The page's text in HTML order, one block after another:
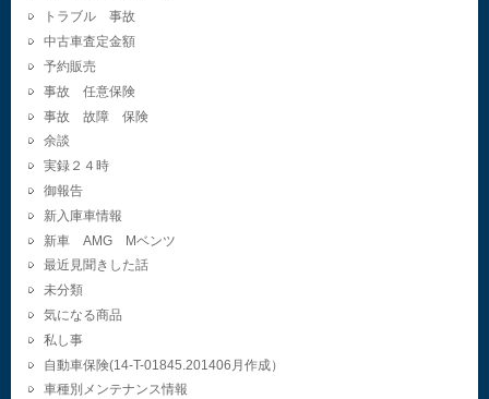
トラブル 事故
中古車査定金額
予約販売
事故 任意保険
事故 故障 保険
余談
実録２４時
御報告
新入庫車情報
新車 AMG Mベンツ
最近見聞きした話
未分類
気になる商品
私し事
自動車保険(14-T-01845.201406月作成）
車種別メンテナンス情報